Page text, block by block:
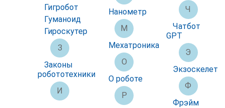
Гигробот
Гуманоид
Гироскутер
З
Законы
робототехники
И
Нанометр
М
Мехатроника
О
О роботе
Р
Ч
Чатбот
GPT
Э
Экзоскелет
Ф
Фрэйм